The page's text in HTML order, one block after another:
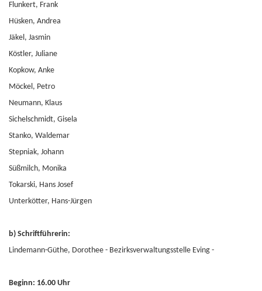
Flunkert, Frank
Hüsken, Andrea
Jäkel, Jasmin
Köstler, Juliane
Kopkow, Anke
Möckel, Petro
Neumann, Klaus
Sichelschmidt, Gisela
Stanko, Waldemar
Stepniak, Johann
Süßmilch, Monika
Tokarski, Hans Josef
Unterkötter, Hans-Jürgen
b) Schriftführerin:
Lindemann-Güthe, Dorothee - Bezirksverwaltungsstelle Eving -
Beginn: 16.00 Uhr